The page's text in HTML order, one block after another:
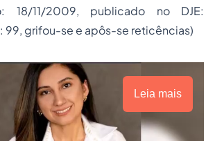
18/11/2009, publicado no DJE:
99, grifou-se e apôs-se reticências)
Leia mais